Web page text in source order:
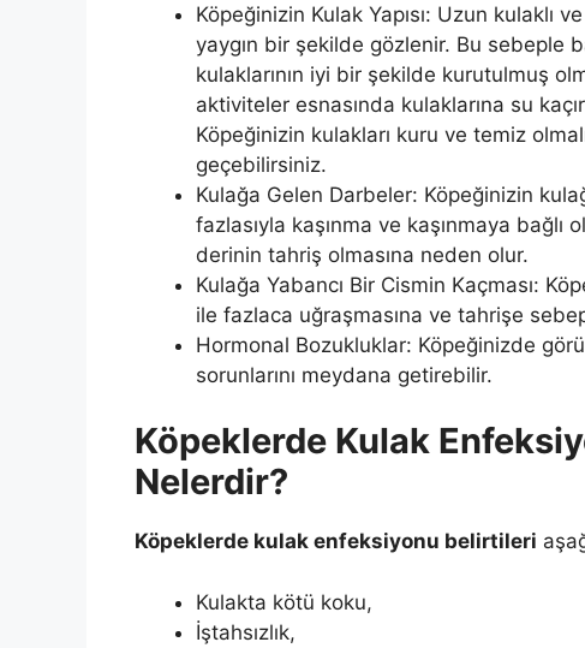
Köpeğinizin Kulak Yapısı: Uzun kulaklı
yaygın bir şekilde gözlenir. Bu sebeple
kulaklarının iyi bir şekilde kurutulmuş
aktiviteler esnasında kulaklarına su
Köpeğinizin kulakları kuru ve temiz
geçebilirsiniz.
Kulağa Gelen Darbeler: Köpeğinizin
fazlasıyla kaşınma ve kaşınmaya
derinin tahriş olmasına neden olur.
Kulağa Yabancı Bir Cismin Kaçması:
ile fazlaca uğraşmasına ve tahrişe
Hormonal Bozukluklar: Köpeğinizde
sorunlarını meydana getirebilir.
Köpeklerde Kulak
Nelerdir?
Köpeklerde kulak enfeksiyonu belirtileri
Kulakta kötü koku,
İştahsızlık,